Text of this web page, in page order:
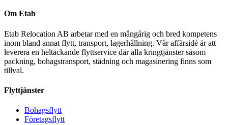
Om Etab
Etab Relocation AB arbetar med en mångårig och bred kompetens
inom bland annat flytt, transport, lagerhållning. Vår affärsidé är att
leverera en heltäckande flyttservice där alla kringtjänster såsom
packning, bohagstransport, städning och magasinering finns som
tillval.
Flyttjänster
Bohagsflytt
Företagsflytt